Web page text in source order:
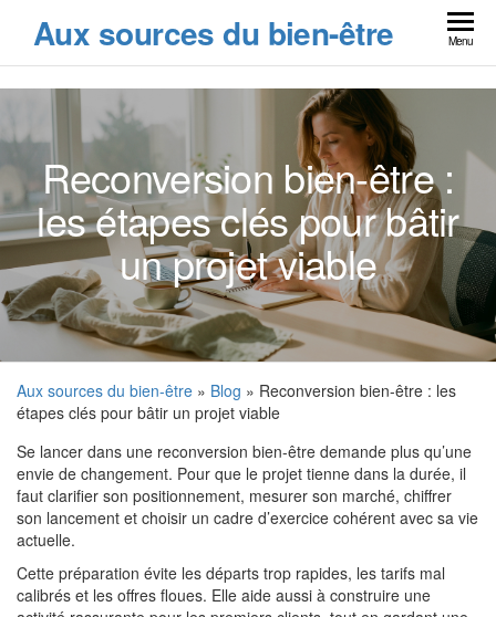
Aux sources du bien-être Menu
Reconversion bien-être :
les étapes clés pour bâtir
un projet viable
Aux sources du bien-être » Blog » Reconversion bien-être : les
étapes clés pour bâtir un projet viable
Se lancer dans une reconversion bien-être demande plus qu’une
envie de changement. Pour que le projet tienne dans la durée, il
faut clarifier son positionnement, mesurer son marché, chiffrer
son lancement et choisir un cadre d’exercice cohérent avec sa vie
actuelle.
Cette préparation évite les départs trop rapides, les tarifs mal
calibrés et les offres floues. Elle aide aussi à construire une